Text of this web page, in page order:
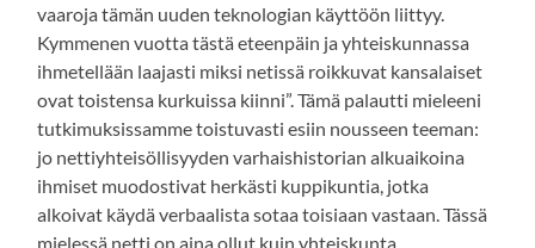
vaaroja tämän uuden teknologian käyttöön liittyy.
Kymmenen vuotta tästä eteenpäin ja yhteiskunnassa
ihmetellään laajasti miksi netissä roikkuvat kansalaiset
ovat toistensa kurkuissa kiinni”. Tämä palautti mieleeni
tutkimuksissamme toistuvasti esiin nousseen teeman:
jo nettiyhteisöllisyyden varhaishistorian alkuaikoina
ihmiset muodostivat herkästi kuppikuntia, jotka
alkoivat käydä verbaalista sotaa toisiaan vastaan. Tässä
mielessä netti on aina ollut kuin yhteiskunta